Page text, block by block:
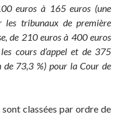
euros à 165 euros (une
tribunaux de première
de 210 euros à 400 euros
cours d’appel et de 375
de 73,3 %) pour la Cour de
classées par ordre de